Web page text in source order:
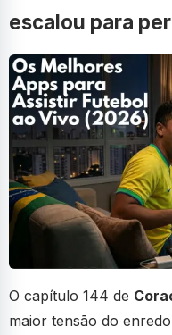
escalou para
O capítulo 144 de
maior tensão do